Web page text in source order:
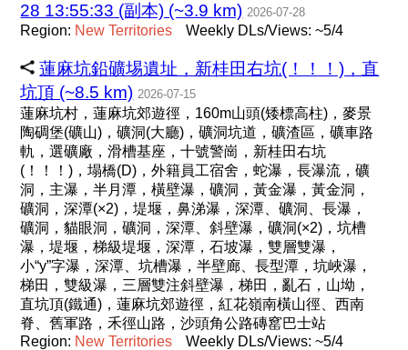
28 13:55:33 (副本) (~3.9 km) 2026-07-28
Region: New Territories Weekly DLs/Views: ~5/4
蓮麻坑鉛礦埸遺址，新桂田右坑(！！！)，直
坑頂 (~8.5 km) 2026-07-15
蓮麻坑村，蓮麻坑郊遊徑，160m山頭(矮標高柱)，麥景
陶碉堡(礦山)，礦洞(大廳)，礦洞坑道，礦渣區，礦車路
軌，選礦廠，滑槽基座，十號警崗，新桂田右坑
(！！！)，塌橋(D)，外籍員工宿舍，蛇瀑，長瀑流，礦
洞，主瀑，半月潭，橫壁瀑，礦洞，黃金瀑，黃金洞，
礦洞，深潭(×2)，堤堰，鼻涕瀑，深潭、礦洞、長瀑，
礦洞，貓眼洞，礦洞，深潭、斜壁瀑，礦洞(×2)，坑槽
瀑，堤堰，梯級堤堰，深潭，石坡瀑，雙層雙瀑，
小“y”字瀑，深潭、坑槽瀑，半壁廊、長型潭，坑峽瀑，
梯田，雙級瀑，三層雙注斜壁瀑，梯田，亂石，山坳，
直坑頂(鐵通)，蓮麻坑郊遊徑，紅花嶺南橫山徑、西南
脊、舊軍路，禾徑山路，沙頭角公路磚窰巴士站
Region: New Territories Weekly DLs/Views: ~5/4